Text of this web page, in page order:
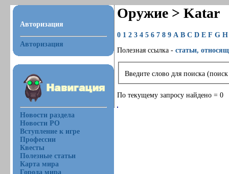
Авторизация
Авторизация
Новости раздела
Новости РО
Вступление к игре
Профессии
Квесты
Полезные статьи
Карта мира
Города мира
Оружие > Katar
0 1 2 3 4 5 6 7 8 9 A B C D E F G H
Полезная ссылка -статьи,
Введите слово для поиска
По текущему запросу найдено = 0